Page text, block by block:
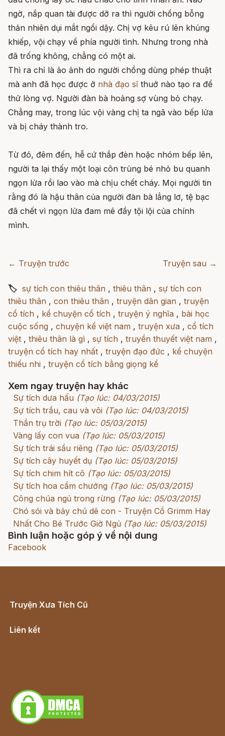
ngờ, nắp quan tài được dỡ ra thì người chồng bỗng
thản nhiên dụi mắt ngồi dậy. Chị vợ kêu rú lên khủng
khiếp, vội chạy về phía người tình. Nhưng trong nhà
đã trống không, chẳng có một ai.
Thì ra chỉ là ảo ảnh do người chồng dùng phép thuật
mà anh đã học được ở nhà đạo sĩthuở nào tạo ra để
thử lòng vợ. Người đàn bà hoảng sợ vùng bỏ chạy.
Chẳng may, trong lúc vội vàng chị ta ngã vào bếp lửa
và bị cháy thành tro.
Từ đó, đêm đến, hễ cứ thắp đèn hoặc nhóm bếp lên,
người ta lại thấy một loại côn trùng bé nhỏ bu quanh
ngọn lửa rồi lao vào mà chịu chết cháy. Mọi người tin
rằng đó là hậu thân của người đàn bà lẳng lơ, tệ bạc
đã chết vì ngọn lửa đam mê đầy tội lội của chính
mình.
← Truyện trước Truyện sau →
🏷 sự tích con thiêu thân , thiêu thân , sự tích con
thiêu thân , con thiêu thân , truyện dân gian , truyện
cổ tích , kể chuyện cổ tích , truyện ý nghĩa , bài học
cuộc sống , chuyện kể việt nam , truyện xưa , cổ tích
việt , thiêu thân là gì , sự tích , truyền thuyết việt nam ,
truyện cổ tích hay nhất , truyện đạo đức , kể chuyện
thiếu nhi , truyện cổ tích bằng giọng kể
Xem ngay truyện hay khác
Sự tích dưa hấu (Tạo lúc: 04/03/2015)
Sự tích trầu, cau và vôi (Tạo lúc: 04/03/2015)
Thần trụ trời (Tạo lúc: 05/03/2015)
Vàng lấy con vua (Tạo lúc: 05/03/2015)
Sự tích trái sầu riêng (Tạo lúc: 05/03/2015)
Sự tích cây huyết dụ (Tạo lúc: 05/03/2015)
Sự tích chim hít cô (Tạo lúc: 05/03/2015)
Sự tích hoa cẩm chướng (Tạo lúc: 05/03/2015)
Công chúa ngủ trong rừng (Tạo lúc: 05/03/2015)
Chó sói và bảy chú dê con - Truyện Cổ Grimm Hay
Nhất Cho Bé Trước Giờ Ngủ (Tạo lúc: 05/03/2015)
Bình luận hoặc góp ý về nội dung
Facebook
Truyện Xưa Tích Cũ
Liên kết